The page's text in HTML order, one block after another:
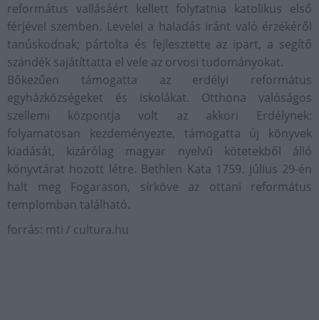
református vallásáért kellett folytatnia katolikus első
férjével szemben. Levelei a haladás iránt való érzékéről
tanúskodnak; pártolta és fejlesztette az ipart, a segítő
szándék sajátíttatta el vele az orvosi tudományokat.
Bőkezűen támogatta az erdélyi református
egyházközségeket és iskolákat. Otthona valóságos
szellemi központja volt az akkori Erdélynek:
folyamatosan kezdeményezte, támogatta új könyvek
kiadását, kizárólag magyar nyelvű kötetekből álló
könyvtárat hozott létre. Bethlen Kata 1759. július 29-én
halt meg Fogarason, sírköve az ottani református
templomban található.
forrás: mti / cultura.hu